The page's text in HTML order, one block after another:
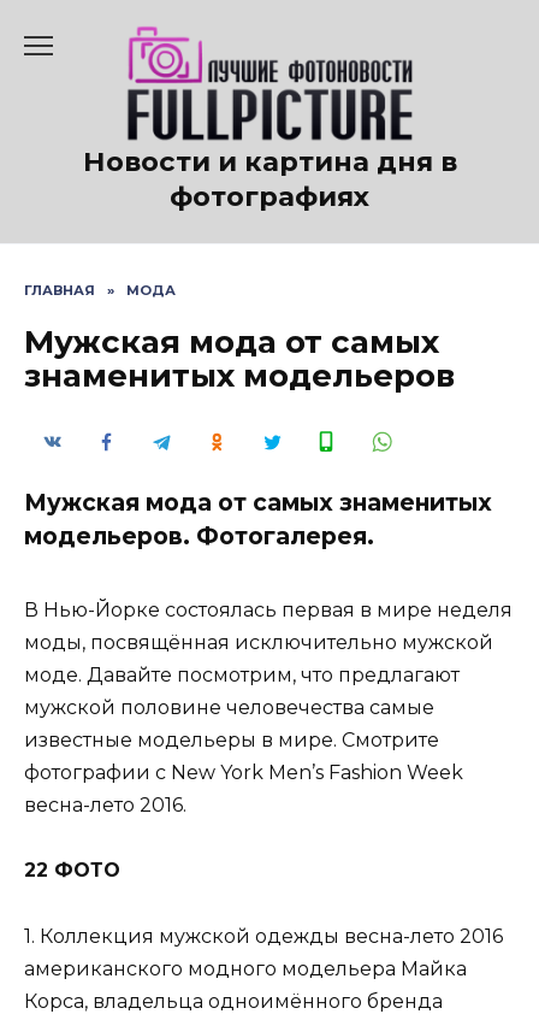
содержанию
Новости и картина дня в
фотографиях
ГЛАВНАЯ » МОДА
Мужская мода от самых
знаменитых модельеров
Мужская мода от самых знаменитых
модельеров. Фотогалерея.
В Нью-Йорке состоялась первая в мире неделя
моды, посвящённая исключительно мужской
моде. Давайте посмотрим, что предлагают
мужской половине человечества самые
известные модельеры в мире. Смотрите
фотографии с New York Men’s Fashion Week
весна-лето 2016.
22 ФОТО
1. Коллекция мужской одежды весна-лето 2016
американского модного модельера Майка
Корса, владельца одноимённого бренда